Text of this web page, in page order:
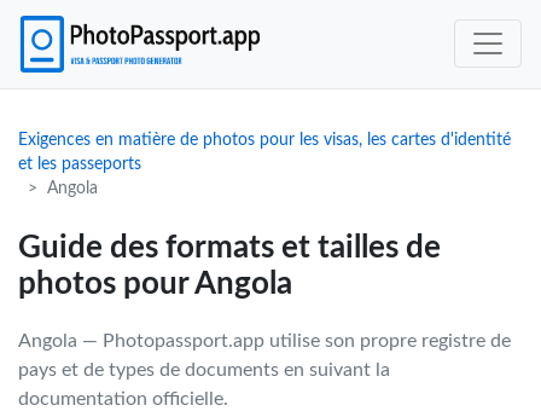
Exigences en matière de photos pour les visas, les cartes d'identité
et les passeports
Angola
Guide des formats et tailles de
photos pour Angola
Angola — Photopassport.app utilise son propre registre de
pays et de types de documents en suivant la
documentation officielle.